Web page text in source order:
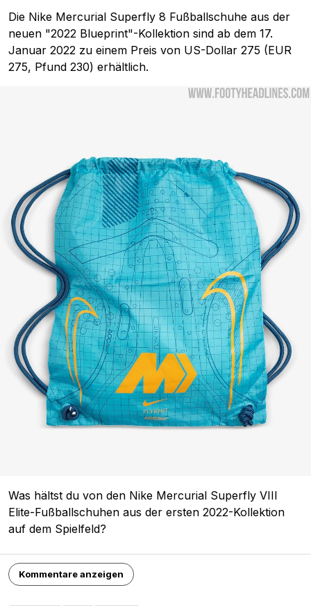
Die Nike Mercurial Superfly 8 Fußballschuhe aus der
neuen "2022 Blueprint"-Kollektion sind ab dem 17.
Januar 2022 zu einem Preis von US-Dollar 275 (EUR
275, Pfund 230) erhältlich.
Was hältst du von den Nike Mercurial Superfly VIII
Elite-Fußballschuhen aus der ersten 2022-Kollektion
auf dem Spielfeld?
Kommentare anzeigen